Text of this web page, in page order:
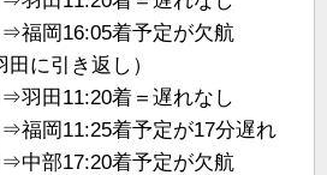
福岡16:05着予定が欠航
田に引き返し）
羽田11:20着＝遅れなし
福岡11:25着予定が17分遅れ
中部17:20着予定が欠航